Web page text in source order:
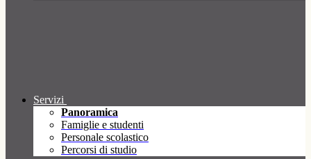
Servizi
Panoramica
Famiglie e studenti
Personale scolastico
Percorsi di studio